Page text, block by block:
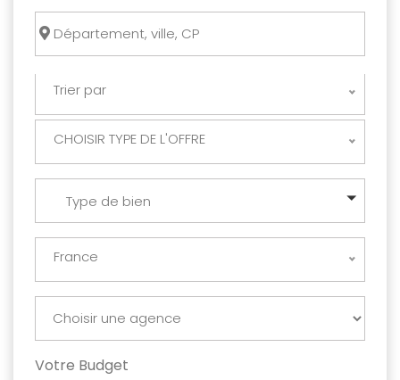
Trier par
CHOISIR TYPE DE L'OFFRE
Type de bien
France
Votre Budget